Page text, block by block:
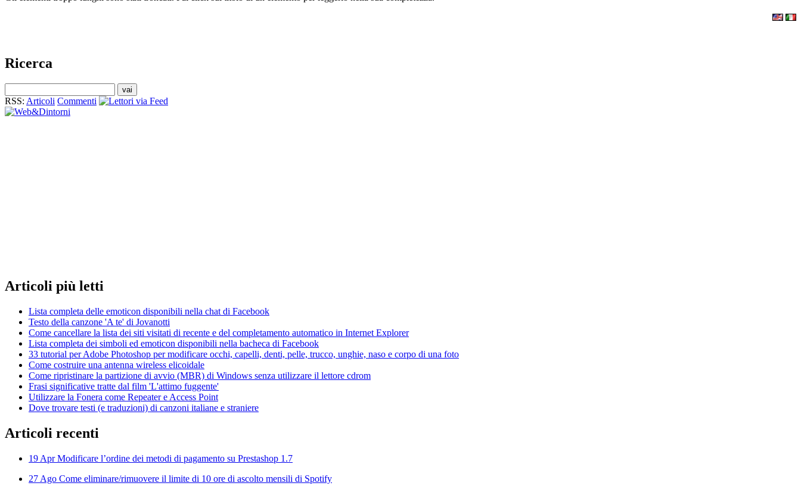
Ricerca
RSS: Articoli Commenti
Articoli più letti
Lista completa delle emoticon disponibili nella chat di Facebook
Testo della canzone 'A te' di Jovanotti
Come cancellare la lista dei siti visitati di recente e del completamento automatico in Internet Explorer
Lista completa dei simboli ed emoticon disponibili nella bacheca di Facebook
33 tutorial per Adobe Photoshop per modificare occhi, capelli, denti, pelle, trucco, unghie, naso e corpo di una foto
Come costruire una antenna wireless elicoidale
Come ripristinare la partizione di avvio (MBR) di Windows senza utilizzare il lettore cdrom
Frasi significative tratte dal film 'L'attimo fuggente'
Utilizzare la Fonera come Repeater e Access Point
Dove trovare testi (e traduzioni) di canzoni italiane e straniere
Articoli recenti
19 Apr Modificare l’ordine dei metodi di pagamento su Prestashop 1.7
27 Ago Come eliminare/rimuovere il limite di 10 ore di ascolto mensili di Spotify